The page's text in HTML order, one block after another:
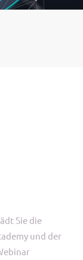
Sie die
und der